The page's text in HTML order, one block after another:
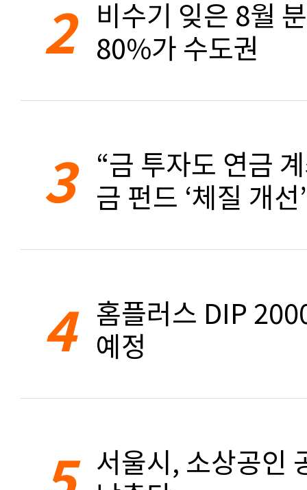
2 비수기 잊은 8월
80%가 수도권
3 “금 투자도 연금
금 펀드 ‘체질 개선’
4 홈플러스 DIP
예정
서울시, 소상공인